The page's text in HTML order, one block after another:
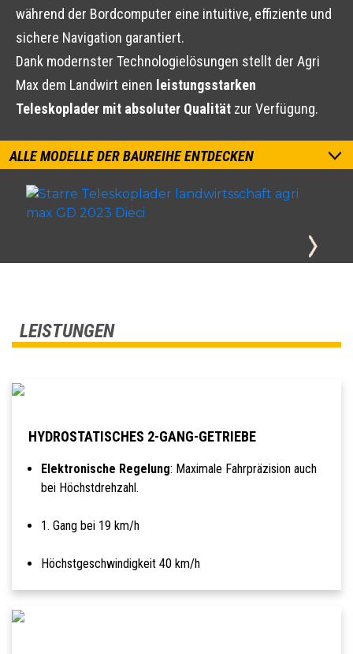
während der Bordcomputer eine intuitive, effiziente und
sichere Navigation garantiert.
Dank modernster Technologielösungen stellt der Agri
Max dem Landwirt einen leistungsstarken
Teleskoplader mit absoluter Qualität zur Verfügung.
ALLE MODELLE DER BAUREIHE ENTDECKEN
LEISTUNGEN
HYDROSTATISCHES 2-GANG-GETRIEBE
Elektronische Regelung: Maximale Fahrpräzision auch
bei Höchstdrehzahl.
1. Gang bei 19 km/h
Höchstgeschwindigkeit 40 km/h